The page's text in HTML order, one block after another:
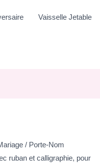
Vaisselle Jetable
/ Porte-Nom
ruban et calligraphie, pour